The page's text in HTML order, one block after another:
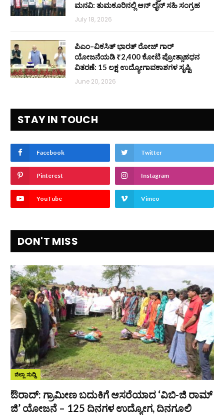
ಮನವಿ: ತುಮಕೂರಿನಲ್ಲಿ ಆನ್‌ ಲೈನ್ ಸಹಿ ಸಂಗ್ರಹ
July 18, 2026
ಪಿಎಂ–ವಿಕಸಿತ್ ಭಾರತ್ ರೋಜ್‌ ಗಾರ್
ಯೋಜನೆಯಡಿ ₹2,400 ಕೋಟಿ ಪ್ರೋತ್ಸಾಹಧನ
ವಿತರಣೆ: 15 ಲಕ್ಷ ಉದ್ಯೋಗಾವಕಾಶಗಳ ಸೃಷ್ಟಿ
June 20, 2026
STAY IN TOUCH
Facebook Twitter
Pinterest Instagram
YouTube Vimeo
DON'T MISS
ಜಿಲ್ಲಾ ಸುದ್ದಿ
ಔರಾದ್: ಗ್ರಾಮೀಣ ಬದುಕಿಗೆ ಆಸರೆಯಾದ ‘ವಿಬಿ-ಜಿ ರಾಮ್
ಜಿ’ ಯೋಜನೆ – 125 ದಿನಗಳ ಉದ್ಯೋಗ, ದಿನಗೂಲಿ